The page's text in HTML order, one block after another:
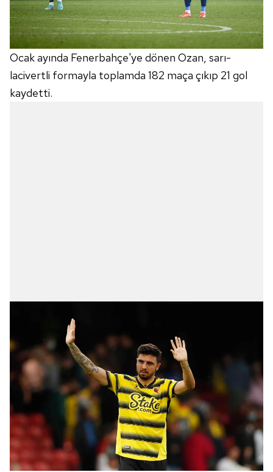
Ocak ayında Fenerbahçe'ye dönen Ozan, sarı-
lacivertli formayla toplamda 182 maça çıkıp 21 gol
kaydetti.